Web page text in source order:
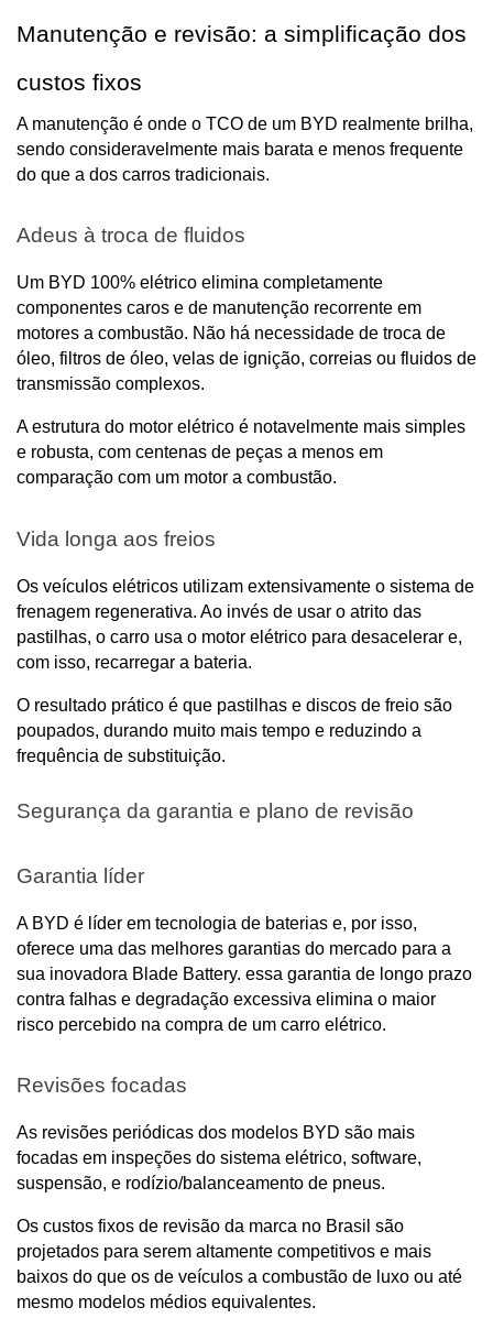
Manutenção e revisão: a simplificação dos
custos fixos
A manutenção é onde o TCO de um BYD realmente brilha,
sendo consideravelmente mais barata e menos frequente
do que a dos carros tradicionais.
Adeus à troca de fluidos
Um BYD 100% elétrico elimina completamente
componentes caros e de manutenção recorrente em
motores a combustão. Não há necessidade de troca de
óleo, filtros de óleo, velas de ignição, correias ou fluidos de
transmissão complexos.
A estrutura do motor elétrico é notavelmente mais simples
e robusta, com centenas de peças a menos em
comparação com um motor a combustão.
Vida longa aos freios
Os veículos elétricos utilizam extensivamente o sistema de
frenagem regenerativa. Ao invés de usar o atrito das
pastilhas, o carro usa o motor elétrico para desacelerar e,
com isso, recarregar a bateria.
O resultado prático é que pastilhas e discos de freio são
poupados, durando muito mais tempo e reduzindo a
frequência de substituição.
Segurança da garantia e plano de revisão
Garantia líder
A BYD é líder em tecnologia de baterias e, por isso,
oferece uma das melhores garantias do mercado para a
sua inovadora Blade Battery. essa garantia de longo prazo
contra falhas e degradação excessiva elimina o maior
risco percebido na compra de um carro elétrico.
Revisões focadas
As revisões periódicas dos modelos BYD são mais
focadas em inspeções do sistema elétrico, software,
suspensão, e rodízio/balanceamento de pneus.
Os custos fixos de revisão da marca no Brasil são
projetados para serem altamente competitivos e mais
baixos do que os de veículos a combustão de luxo ou até
mesmo modelos médios equivalentes.